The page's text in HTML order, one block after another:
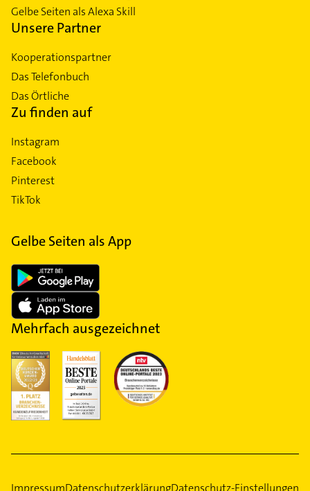
Gelbe Seiten als Alexa Skill
Unsere Partner
Kooperationspartner
Das Telefonbuch
Das Örtliche
Zu finden auf
Instagram
Facebook
Pinterest
TikTok
Gelbe Seiten als App
Mehrfach ausgezeichnet
ImpressumDatenschutzerklärungDatenschutz-Einstellungen